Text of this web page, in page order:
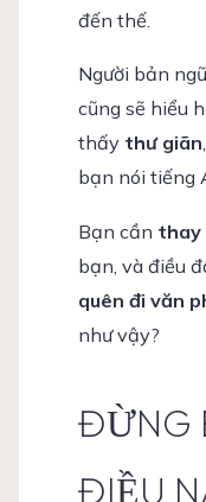
đến thế.
Người bản
cũng sẽ hiểu
thấy thư giãn,
bạn nói tiếng
Bạn cần thay
bạn, và điều
quên đi văn
như vậy?
ĐỪNG
ĐIỀU